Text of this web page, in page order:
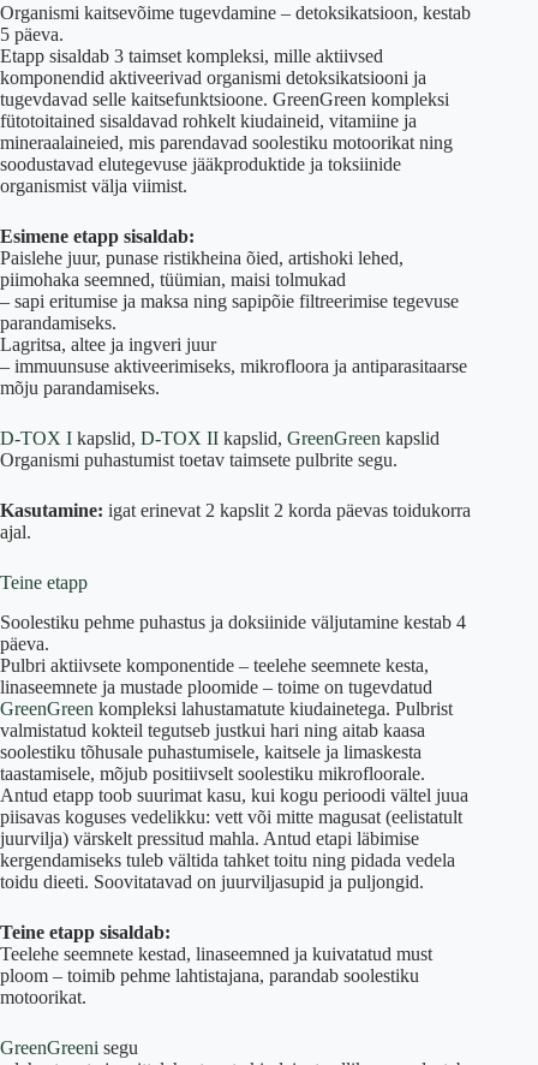
Organismi kaitsevõime tugevdamine – detoksikatsioon, kestab
5 päeva.
Etapp sisaldab 3 taimset kompleksi, mille aktiivsed
komponendid aktiveerivad organismi detoksikatsiooni ja
tugevdavad selle kaitsefunktsioone. GreenGreen kompleksi
fütotoitained sisaldavad rohkelt kiudaineid, vitamiine ja
mineraalaineied, mis parendavad soolestiku motoorikat ning
soodustavad elutegevuse jääkproduktide ja toksiinide
organismist välja viimist.
Esimene etapp sisaldab:
Paislehe juur, punase ristikheina õied, artishoki lehed,
piimohaka seemned, tüümian, maisi tolmukad
– sapi eritumise ja maksa ning sapipõie filtreerimise tegevuse
parandamiseks.
Lagritsa, altee ja ingveri juur
– immuunsuse aktiveerimiseks, mikrofloora ja antiparasitaarse
mõju parandamiseks.
D-TOX I kapslid, D-TOX II kapslid, GreenGreen kapslid
Organismi puhastumist toetav taimsete pulbrite segu.
Kasutamine: igat erinevat 2 kapslit 2 korda päevas toidukorra
ajal.
Teine etapp
Soolestiku pehme puhastus ja doksiinide väljutamine kestab 4
päeva.
Pulbri aktiivsete komponentide – teelehe seemnete kesta,
linaseemnete ja mustade ploomide – toime on tugevdatud
GreenGreen kompleksi lahustamatute kiudainetega. Pulbrist
valmistatud kokteil tegutseb justkui hari ning aitab kaasa
soolestiku tõhusale puhastumisele, kaitsele ja limaskesta
taastamisele, mõjub positiivselt soolestiku mikrofloorale.
Antud etapp toob suurimat kasu, kui kogu perioodi vältel juua
piisavas koguses vedelikku: vett või mitte magusat (eelistatult
juurvilja) värskelt pressitud mahla. Antud etapi läbimise
kergendamiseks tuleb vältida tahket toitu ning pidada vedela
toidu dieeti. Soovitatavad on juurviljasupid ja puljongid.
Teine etapp sisaldab:
Teelehe seemnete kestad, linaseemned ja kuivatatud must
ploom – toimib pehme lahtistajana, parandab soolestiku
motoorikat.
GreenGreeni segu